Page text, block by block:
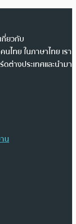
กี่ยวกับ
ไทย ในภาษาไทย เรา
ต่างประเทศและนำมา
น